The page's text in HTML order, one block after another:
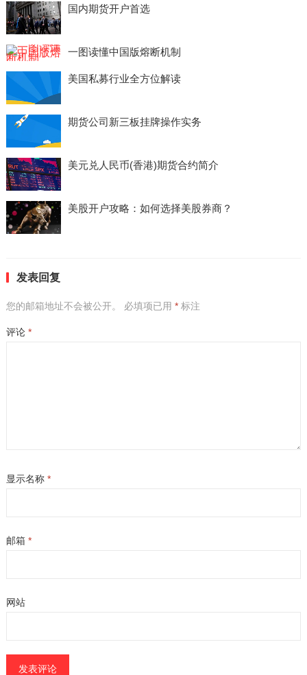
国内期货开户首选
一图读懂中国版熔断机制
美国私募行业全方位解读
期货公司新三板挂牌操作实务
美元兑人民币(香港)期货合约简介
美股开户攻略：如何选择美股券商？
发表回复
您的邮箱地址不会被公开。 必填项已用 *标注
评论 *
显示名称 *
邮箱 *
网站